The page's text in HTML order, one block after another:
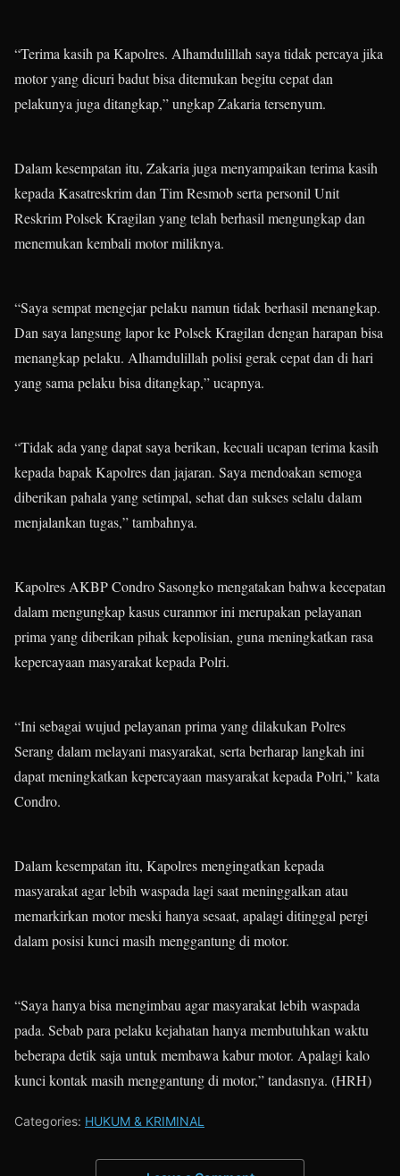
“Terima kasih pa Kapolres. Alhamdulillah saya tidak percaya jika
motor yang dicuri badut bisa ditemukan begitu cepat dan
pelakunya juga ditangkap,” ungkap Zakaria tersenyum.
Dalam kesempatan itu, Zakaria juga menyampaikan terima kasih
kepada Kasatreskrim dan Tim Resmob serta personil Unit
Reskrim Polsek Kragilan yang telah berhasil mengungkap dan
menemukan kembali motor miliknya.
“Saya sempat mengejar pelaku namun tidak berhasil menangkap.
Dan saya langsung lapor ke Polsek Kragilan dengan harapan bisa
menangkap pelaku. Alhamdulillah polisi gerak cepat dan di hari
yang sama pelaku bisa ditangkap,” ucapnya.
“Tidak ada yang dapat saya berikan, kecuali ucapan terima kasih
kepada bapak Kapolres dan jajaran. Saya mendoakan semoga
diberikan pahala yang setimpal, sehat dan sukses selalu dalam
menjalankan tugas,” tambahnya.
Kapolres AKBP Condro Sasongko mengatakan bahwa kecepatan
dalam mengungkap kasus curanmor ini merupakan pelayanan
prima yang diberikan pihak kepolisian, guna meningkatkan rasa
kepercayaan masyarakat kepada Polri.
“Ini sebagai wujud pelayanan prima yang dilakukan Polres
Serang dalam melayani masyarakat, serta berharap langkah ini
dapat meningkatkan kepercayaan masyarakat kepada Polri,” kata
Condro.
Dalam kesempatan itu, Kapolres mengingatkan kepada
masyarakat agar lebih waspada lagi saat meninggalkan atau
memarkirkan motor meski hanya sesaat, apalagi ditinggal pergi
dalam posisi kunci masih menggantung di motor.
“Saya hanya bisa mengimbau agar masyarakat lebih waspada
pada. Sebab para pelaku kejahatan hanya membutuhkan waktu
beberapa detik saja untuk membawa kabur motor. Apalagi kalo
kunci kontak masih menggantung di motor,” tandasnya. (HRH)
Categories: HUKUM & KRIMINAL